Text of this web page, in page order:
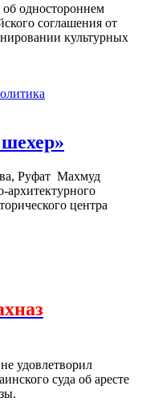
одностороннем
соглашения от
культурных
Руфат Махмуд
архитектурного
центра
удовлетворил
суда об аресте